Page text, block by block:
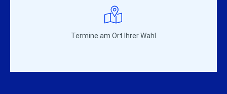
Termine am Ort Ihrer Wahl